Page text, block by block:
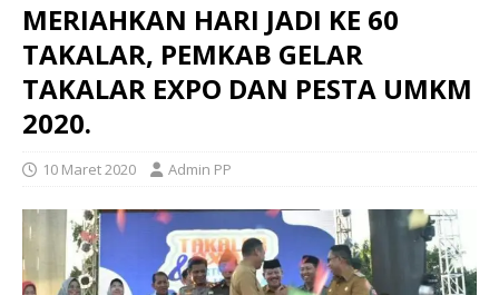
MERIAHKAN HARI JADI KE 60
TAKALAR, PEMKAB GELAR
TAKALAR EXPO DAN PESTA UMKM
2020.
10 Maret 2020 Admin PP